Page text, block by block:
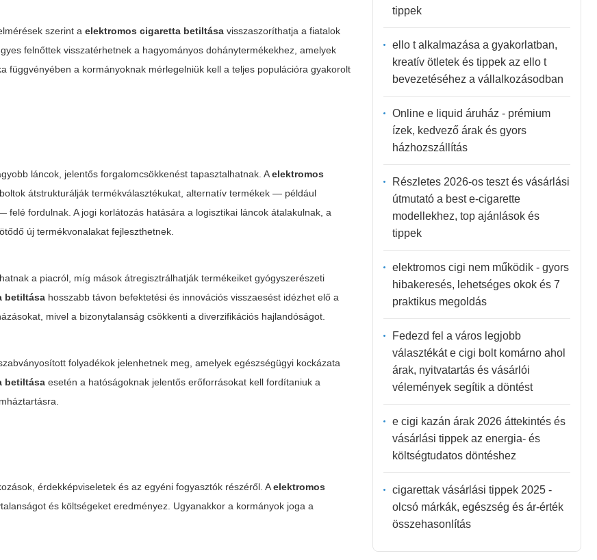
szerint aelektromos cigaretta betiltása visszaszoríthatja a fiatalok
felnőttek visszatérhetnek a hagyományos dohánytermékekhez, amelyek
függvényében a kormányoknak mérlegelniük kell a teljes populációra gyakorolt
láncok, jelentős forgalomcsökkenést tapasztalhatnak. Aelektromos
átstrukturálják termékválasztékukat, alternatív termékek — például
fordulnak. A jogi korlátozás hatására a logisztikai láncok átalakulnak, a
új termékvonalakat fejleszthetnek.
a piacról, míg mások átregisztrálhatják termékeiket gyógyszerészeti
betiltása hosszabb távon befektetési és innovációs visszaesést idézhet elő a
mivel a bizonytalanság csökkenti a diverzifikációs hajlandóságot.
folyadékok jelenhetnek meg, amelyek egészségügyi kockázata
betiltása esetén a hatóságoknak jelentős erőforrásokat kell fordítaniuk a
érdekképviseletek és az egyéni fogyasztók részéről. Aelektromos
és költségeket eredményez. Ugyanakkor a kormányok joga a
tippek
ello t alkalmazása a gyakorlatban,
kreatív ötletek és tippek az ello t
bevezetéséhez a vállalkozásodban
Online e liquid áruház - prémium
ízek, kedvező árak és gyors
házhozszállítás
Részletes 2026-os teszt és vásárlási
útmutató a best e-cigarette
modellekhez, top ajánlások és
tippek
elektromos cigi nem működik - gyors
hibakeresés, lehetséges okok és 7
praktikus megoldás
Fedezd fel a város legjobb
választékát e cigi bolt komárno ahol
árak, nyitvatartás és vásárlói
vélemények segítik a döntést
e cigi kazán árak 2026 áttekintés és
vásárlási tippek az energia- és
költségtudatos döntéshez
cigarettak vásárlási tippek 2025 -
olcsó márkák, egészség és ár-érték
összehasonlítás